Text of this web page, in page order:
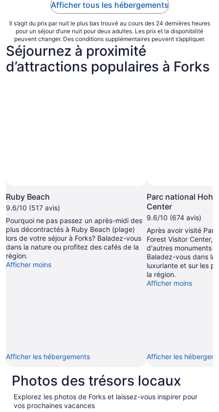
Afficher tous les hébergements
Il s’agit du prix par nuit le plus bas trouvé au cours des 24 dernières heures
pour un séjour d’une nuit pour deux adultes. Les prix et la disponibilité
peuvent changer. Des conditions supplémentaires peuvent s’appliquer.
Séjournez à proximité
d’attractions populaires à Forks
Ruby Beach
9.6/10 (517 avis)
Pourquoi ne pas passez un après-midi des
plus décontractés à Ruby Beach (plage)
lors de votre séjour à Forks? Baladez-vous
dans la nature ou profitez des cafés de la
région.
Afficher moins
Afficher les hébergements
Parc national Hoh
Center
9.6/10 (674 avis)
Après avoir visité
Forest Visitor Center,
d'autres monuments
Baladez-vous dans la
luxuriante et sur les
la région.
Afficher moins
Afficher les
Photos des trésors locaux
Explorez les photos de Forks et laissez-vous inspirer pour
vos prochaines vacances